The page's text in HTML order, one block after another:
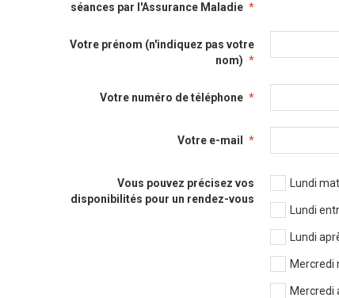
séances par l'Assurance Maladie
Votre prénom (n'indiquez pas votre
nom)
Votre numéro de téléphone
Votre e-mail
Vous pouvez précisez vos
disponibilités pour un rendez-vous
Lundi
Lundi
Lundi
Mercredi
Mercredi